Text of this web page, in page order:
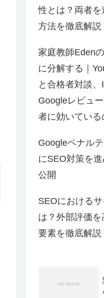
性とは？両者
方法を徹底解説
家庭教師Eden
に分解する｜
と合格者対談、
Googleレビュ
者に効いている
Googleペナル
にSEO対策を
公開
SEOにおける
は？外部評価
要素を徹底解説